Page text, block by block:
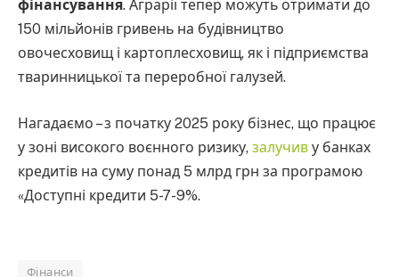
фінансування. Аграрії тепер можуть отримати до
150 мільйонів гривень на будівництво
овочесховищ і картоплесховищ, як і підприємства
тваринницької та переробної галузей.
Нагадаємо – з початку 2025 року бізнес, що працює
у зоні високого воєнного ризику, залучив у банках
кредитів на суму понад 5 млрд грн за програмою
«Доступні кредити 5-7-9%.
Фінанси